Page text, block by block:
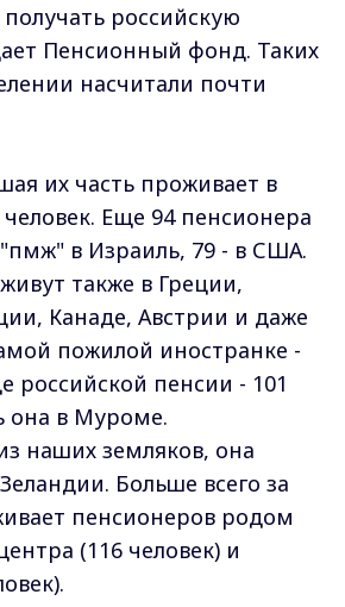
российскую
Пенсионный фонд. Таких
насчитали почти
их часть проживает в
Еще 94 пенсионера
в Израиль, 79 - в США.
также в Греции,
Канаде, Австрии и даже
пожилой иностранке -
российской пенсии - 101
она в Муроме.
наших земляков, она
Больше всего за
пенсионеров родом
(116 человек) и